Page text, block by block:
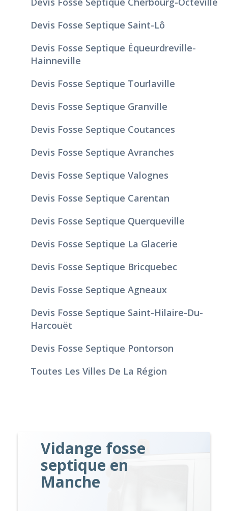
Devis Fosse Septique Saint-Lô
Devis Fosse Septique Équeurdreville-
Hainneville
Devis Fosse Septique Tourlaville
Devis Fosse Septique Granville
Devis Fosse Septique Coutances
Devis Fosse Septique Avranches
Devis Fosse Septique Valognes
Devis Fosse Septique Carentan
Devis Fosse Septique Querqueville
Devis Fosse Septique La Glacerie
Devis Fosse Septique Bricquebec
Devis Fosse Septique Agneaux
Devis Fosse Septique Saint-Hilaire-Du-
Harcouët
Devis Fosse Septique Pontorson
Toutes Les Villes De La Région
Vidange fosse
septique en
Manche